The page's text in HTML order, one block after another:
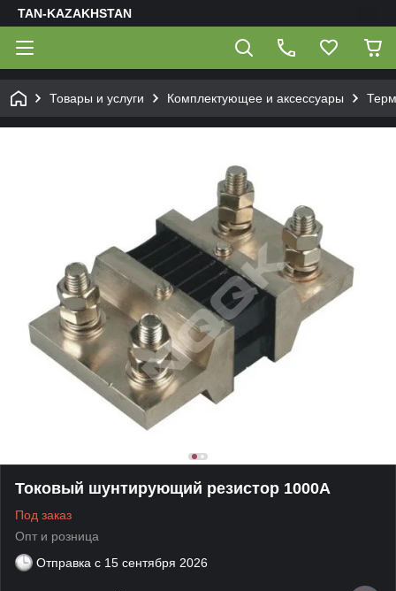
TAN-KAZAKHSTAN
Товары и услуги Комплектующее и аксессуары
Токовый шунтирующий резистор 1000А
Под заказ
Опт и розница
Отправка с 15 сентября 2026